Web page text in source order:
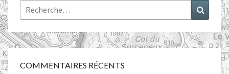
Rechercher :
COMMENTAIRES RÉCENTS